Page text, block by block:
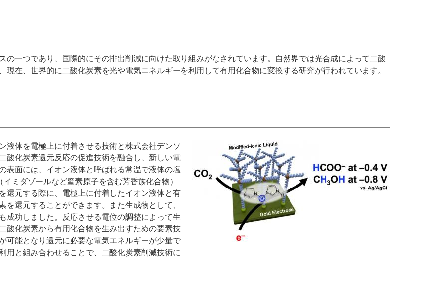
一つであり、国際的にその排出削減に向けた取り組みがなされています。自然界では光合成によって二酸
在、世界的に二酸化炭素を光や電気エネルギーを利用して有用化合物に変換する研究が行われています。
体を電極上に付着させる技術と株式会社デンソ
酸化炭素還元反応の促進技術を融合し、新しい電
表面には、イオン液体と呼ばれる常温で液体の塩
ミダゾールなど窒素原子を含む芳香族化合物）
還元する際に、電極上に付着したイオン液体と有
還元することができます。また生成物として、
成功しました。反応させる電位の調整によって生
酸化炭素から有用化合物を生み出すための要素技
可能となり還元に必要な電気エネルギーが少量で
用と組み合わせることで、二酸化炭素削減技術に